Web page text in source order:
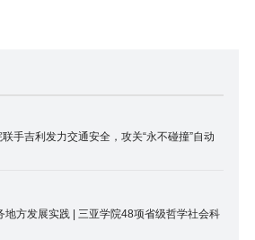
手吉利发力交通安全，攻关“永不碰撞”自动
地方发展实践 | 三亚学院48项省级哲学社会科